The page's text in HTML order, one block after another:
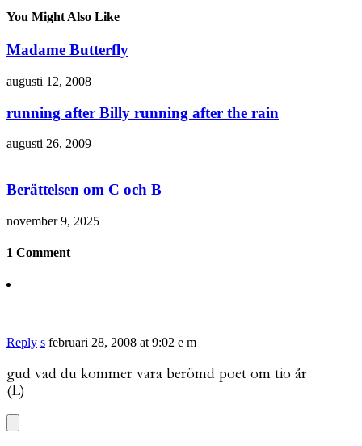
You Might Also Like
Madame Butterfly
augusti 12, 2008
running after Billy running after the rain
augusti 26, 2009
Berättelsen om C och B
november 9, 2025
1 Comment
Reply s februari 28, 2008 at 9:02 e m
gud vad du kommer vara berömd poet om tio år
(L)